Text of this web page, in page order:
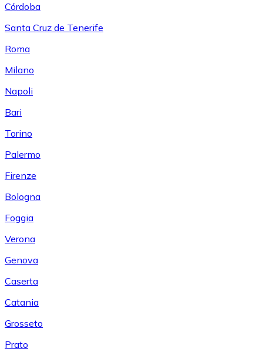
Córdoba
Santa Cruz de Tenerife
Roma
Milano
Napoli
Bari
Torino
Palermo
Firenze
Bologna
Foggia
Verona
Genova
Caserta
Catania
Grosseto
Prato